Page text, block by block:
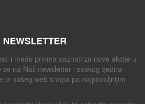
i među prvima saznati za nove akcije u
se na Naš newsletter i svakog tjedna
iz našeg web shopa po najpovoljnijim